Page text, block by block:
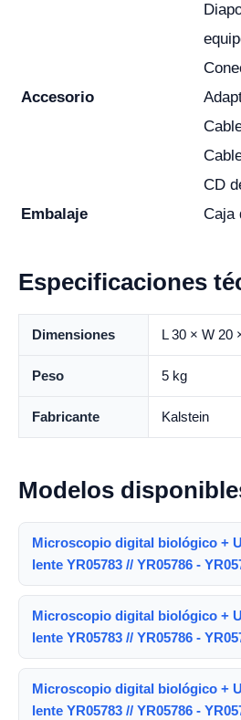
Accesorio
CD
Embalaje
Caja
Especificaciones
Dimensiones L 30 × W 20
Peso 5 kg
Fabricante Kalstein
Modelos
Microscopio digital biológico +
lente YR05783 // YR05786 -
Microscopio digital biológico +
lente YR05783 // YR05786 -
Microscopio digital biológico +
lente YR05783 // YR05786 -